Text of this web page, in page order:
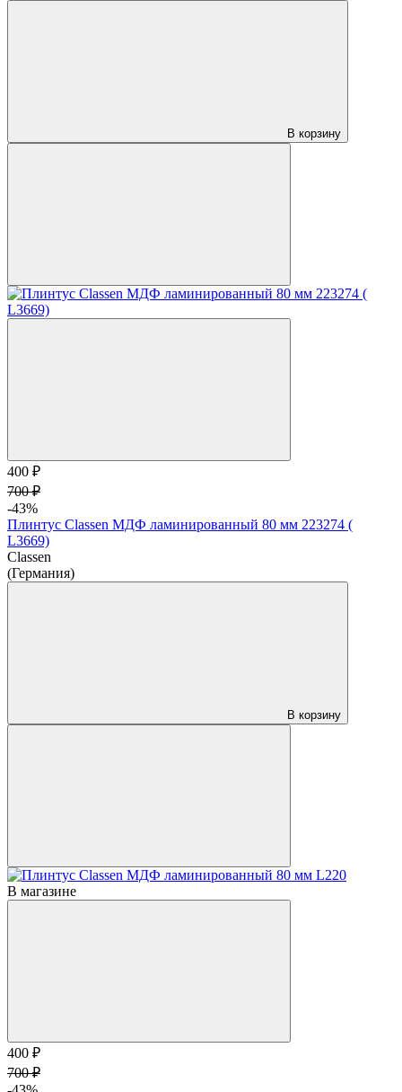
В корзину
400 ₽
700 ₽
-43%
Плинтус Classen МДФ ламинированный 80 мм 223274 (
L3669)
Classen
(Германия)
В корзину
В магазине
400 ₽
700 ₽